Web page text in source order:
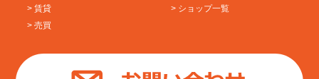
> 賃貸
> 売買
> ショップ一覧